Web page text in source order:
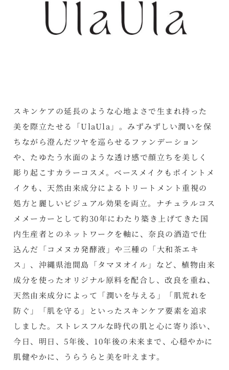
スキンケアの延長のような心地よさで生まれ持った
美を際立たせる「UlaUla」。みずみずしい潤いを保
ちながら澄んだツヤを巡らせるファンデーション
や、たゆたう水面のような透け感で顔立ちを美しく
彫り起こすカラーコスメ。ベースメイクもポイントメ
イクも、天然由来成分によるトリートメント重視の
処方と麗しいビジュアル効果を両立。ナチュラルコス
メメーカーとして約30年にわたり築き上げてきた国
内生産者とのネットワークを軸に、奈良の酒造で仕
込んだ「コメヌカ発酵液」や三種の「大和茶エキ
ス」、沖縄県池間島「タマヌオイル」など、植物由来
成分を使ったオリジナル原料を配合し、改良を重ね、
天然由来成分によって「潤いを与える」「肌荒れを
防ぐ」「肌を守る」といったスキンケア要素を追求
しました。ストレスフルな時代の肌と心に寄り添い、
今日、明日、5年後、10年後の未来まで、心穏やかに
肌健やかに、うらうらと美を叶えます。